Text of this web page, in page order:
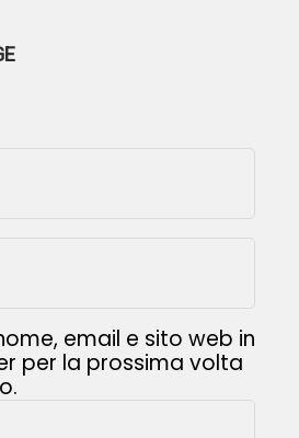
email e sito web in
per la prossima volta